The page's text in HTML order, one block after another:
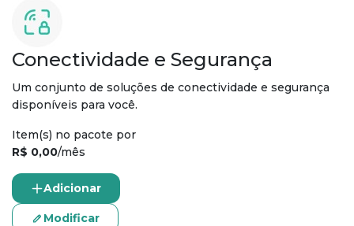
Conectividade e Segurança
Um conjunto de soluções de conectividade e segurança
disponíveis para você.
Item(s) no pacote por
R$ 0,00/mês
Adicionar
Modificar